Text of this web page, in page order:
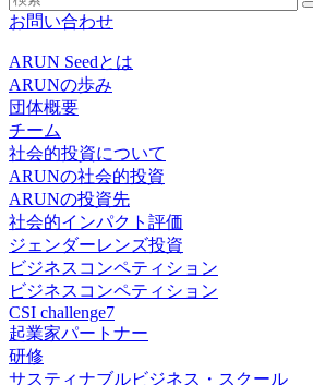
お問い合わせ
ARUN Seedとは
ARUNの歩み
団体概要
チーム
社会的投資について
ARUNの社会的投資
ARUNの投資先
社会的インパクト評価
ジェンダーレンズ投資
ビジネスコンペティション
ビジネスコンペティション
CSI challenge7
起業家パートナー
研修
サスティナブルビジネス・スクール